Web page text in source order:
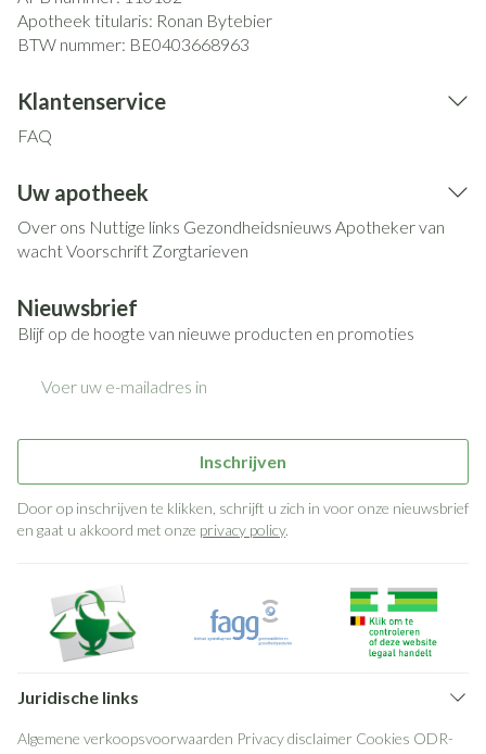
Apotheek titularis: Ronan Bytebier
BTW nummer: BE0403668963
Klantenservice
FAQ
Uw apotheek
Over ons Nuttige links Gezondheidsnieuws Apotheker van
wachtVoorschrift Zorgtarieven
Nieuwsbrief
Blijf op de hoogte van nieuwe producten en promoties
Inschrijven
Door op inschrijven te klikken, schrijft u zich in voor onze nieuwsbrief
en gaat u akkoord met onze privacy policy.
Juridische links
Algemene verkoopsvoorwaarden Privacy disclaimer Cookies ODR-